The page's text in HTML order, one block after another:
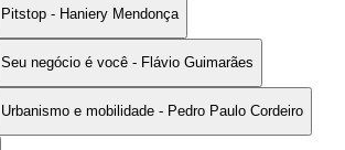
Pitstop - Haniery Mendonça
Seu negócio é você - Flávio Guimarães
Urbanismo e mobilidade - Pedro Paulo Cordeiro